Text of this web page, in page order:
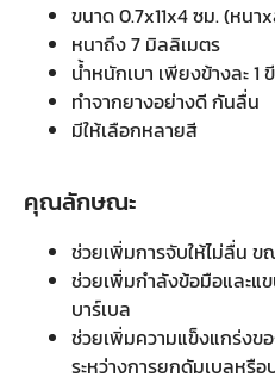
ขนาด 0.7x11x4 ซม. (หนา
หนาถึง 7 มิลลิเมตร
น้ำหนักเบา เพียงข้างละ 1
ทำจากยางอย่างดี กันลื่น
มีให้เลือกหลายสี
คุณลักษณะ
ช่วยเพิ่มการจับให้ไม่ลื่น ข
ช่วยเพิ่มกำลังข้อมือและแ
บาร์เบล
ช่วยเพิ่มความแข็งแกร่งข
ระหว่างการยกดัมเบลหรือ